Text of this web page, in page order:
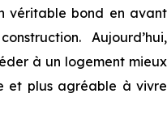
véritable bond en avant
Aujourd’hui,
à un logement mieux
et plus agréable à vivre